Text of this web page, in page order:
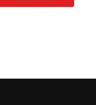
e lo
partita con il